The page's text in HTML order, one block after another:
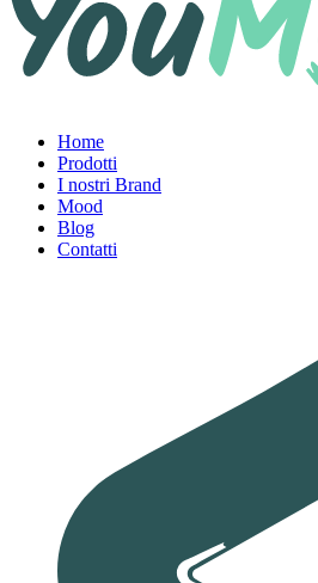
Home
Prodotti
I nostri Brand
Mood
Blog
Contatti